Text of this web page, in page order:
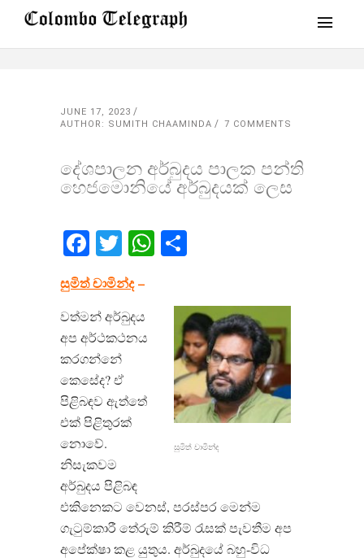
JUNE 17, 2023
AUTHOR: SUMITH CHAAMINDA
7 COMMENTS
දේශපාලන අර්බුදය පාලක පන්ති
හෙජමොනියේ අර්බුදයක් ලෙස
Facebook
TwitterWhatsApp
සුමිත් චාමින්ද–
සුමිත් චාමින්ද
වත්මන් අර්බුදය
අප අර්ථකථනය
කරගන්නේ
කෙසේද? ඒ
පිළිබඳව ඇත්තේ
එක් පිළිතුරක්
නොවේ.
නිසැකවම
අර්බුදය පිළිබඳ
එකිනෙකට වෙනස්, පරස්පර මෙන්ම
ගැටුම්කාරී තේරුම් කිරීම් රැසක් පැවතීම අප
අපේක්ෂා කළ යුතුය. අර්බුදයේ බහු-විධ